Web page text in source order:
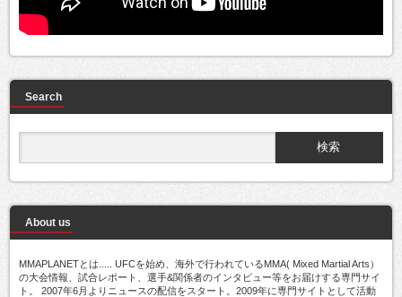
Search
About us
MMAPLANETとは..... UFCを始め、海外で行われているMMA( Mixed Martial Arts）
の大会情報、試合レポート、選手&関係者のインタビュー等をお届けする専門サイ
ト。 2007年6月よりニュースの配信をスタート。2009年に専門サイトとして活動